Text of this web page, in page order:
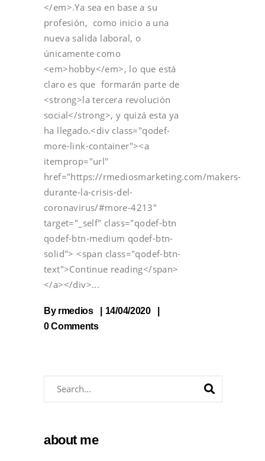
</em>.Ya sea en base a su
profesión, como inicio a una
nueva salida laboral, o
únicamente como
<em>hobby</em>, lo que está
claro es que formarán parte de
<strong>la tercera revolución
social</strong>, y quizá esta ya
ha llegado.<div class="qodef-
more-link-container"><a
itemprop="url"
href="https://rmediosmarketing.com/makers-
durante-la-crisis-del-
coronavirus/#more-4213"
target="_self" class="qodef-btn
qodef-btn-medium qodef-btn-
solid"> <span class="qodef-btn-
text">Continue reading</span>
</a></div>
By rmedios
14/04/2020
0 Comments
about me